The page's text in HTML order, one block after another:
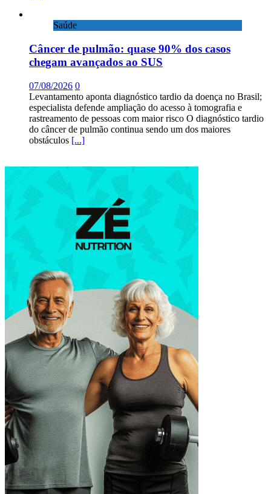
Saúde
Câncer de pulmão: quase 90% dos casos
chegam avançados ao SUS
07/08/2026 0
Levantamento aponta diagnóstico tardio da doença no Brasil;
especialista defende ampliação do acesso à tomografia e
rastreamento de pessoas com maior risco O diagnóstico tardio
do câncer de pulmão continua sendo um dos maiores
obstáculos [...]